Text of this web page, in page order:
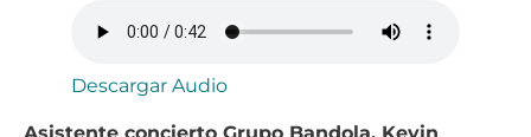
Descargar Audio